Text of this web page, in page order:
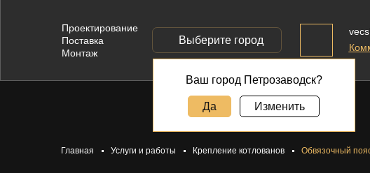
Проектирование
Поставка
Монтаж
Выберите город
Ваш город Петрозаводск?
Да Изменить
Главная Услуги и работы Крепление котлованов Обвязочный